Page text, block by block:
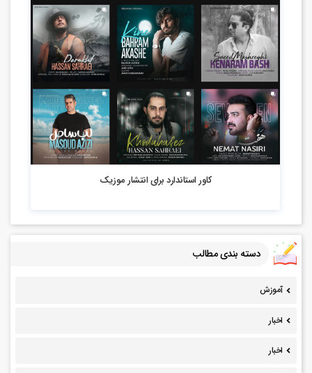
کاور استاندارد برای انتشار موزیک
دسته بندی مطالب
آموزش
اخبار
اخبار